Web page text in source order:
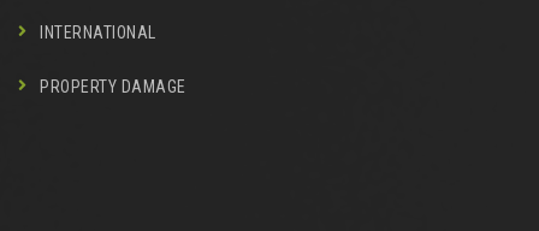
INTERNATIONAL
PROPERTY DAMAGE